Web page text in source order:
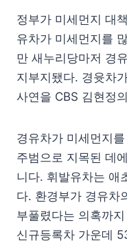
정부가 미세먼지 대
유차가 미세먼지를
만 새누리당마저 경
지부지됐다. 경윳차
사연을 CBS 김현정
경유차가 미세먼지
주범으로 지목된 데
니다. 휘발유차는 애
다. 환경부가 경유차
부풀렸다는 의혹까
신규등록차 가운데